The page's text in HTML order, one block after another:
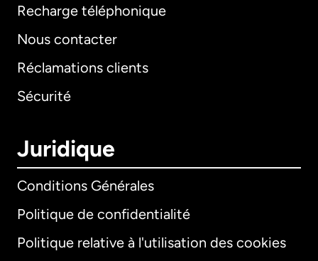
Recharge téléphonique
Nous contacter
Réclamations clients
Sécurité
Juridique
Conditions Générales
Politique de confidentialité
Politique relative à l'utilisation des cookies